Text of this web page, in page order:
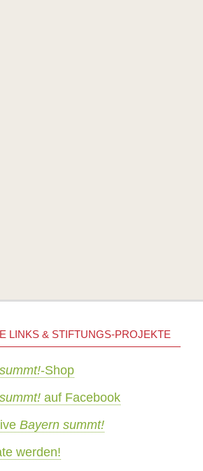
LINKS & STIFTUNGS-PROJEKTE
-Shop
auf Facebook
Bayern summt!
werden!